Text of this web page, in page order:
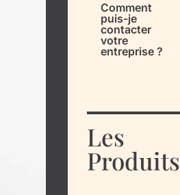
Comment
puis-je
contacter
votre
entreprise ?
Les
Produits